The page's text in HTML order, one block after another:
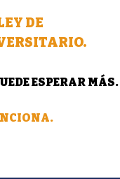
DE
ESPERAR MÁS.